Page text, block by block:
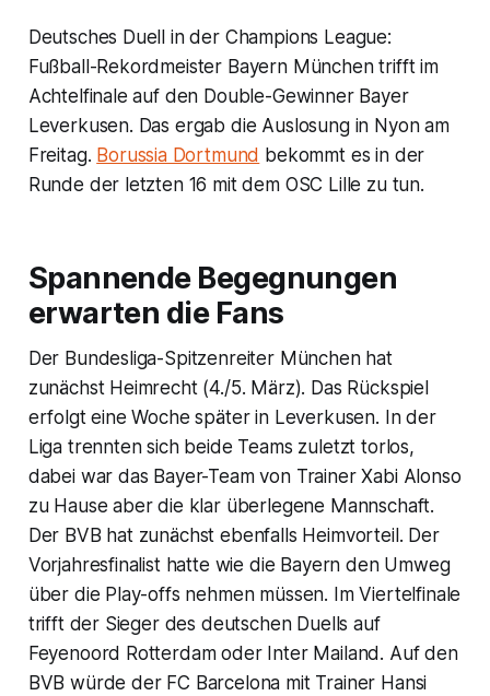
Deutsches Duell in der Champions League:
Fußball-Rekordmeister Bayern München trifft im
Achtelfinale auf den Double-Gewinner Bayer
Leverkusen. Das ergab die Auslosung in Nyon am
Freitag. Borussia Dortmund bekommt es in der
Runde der letzten 16 mit dem OSC Lille zu tun.
Spannende Begegnungen
erwarten die Fans
Der Bundesliga-Spitzenreiter München hat
zunächst Heimrecht (4./5. März). Das Rückspiel
erfolgt eine Woche später in Leverkusen. In der
Liga trennten sich beide Teams zuletzt torlos,
dabei war das Bayer-Team von Trainer Xabi Alonso
zu Hause aber die klar überlegene Mannschaft.
Der BVB hat zunächst ebenfalls Heimvorteil. Der
Vorjahresfinalist hatte wie die Bayern den Umweg
über die Play-offs nehmen müssen. Im Viertelfinale
trifft der Sieger des deutschen Duells auf
Feyenoord Rotterdam oder Inter Mailand. Auf den
BVB würde der FC Barcelona mit Trainer Hansi